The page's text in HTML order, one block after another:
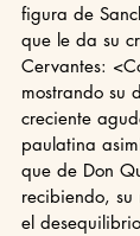
figura de
que le da su
Cervantes:
mostrando su
creciente
paulatina
que de Don
recibiendo,
el